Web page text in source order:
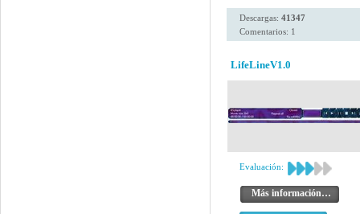
Descargas: 41347
Comentarios: 1
LifeLineV1.0
Evaluación:
Más información…